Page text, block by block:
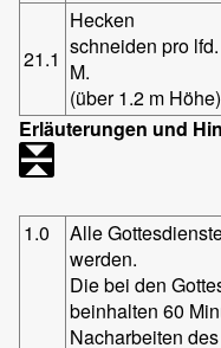
21.1
Hecken
schneiden pro lfd.
M.
(über 1.2 m Höhe)
Erläuterungen und
1.0
Alle
werden.
Die bei den
beinhalten 60
Nacharbeiten